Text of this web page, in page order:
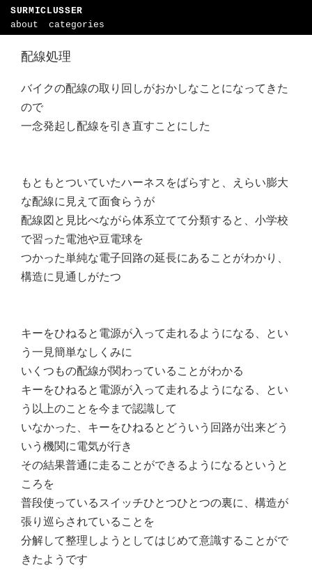
SURMICLUSSER
about
categories
配線処理
バイクの配線の取り回しがおかしなことになってきた
ので
一念発起し配線を引き直すことにした
もともとついていたハーネスをばらすと、えらい膨大
な配線に見えて面食らうが
配線図と見比べながら体系立てて分類すると、小学校
で習った電池や豆電球を
つかった単純な電子回路の延長にあることがわかり、
構造に見通しがたつ
キーをひねると電源が入って走れるようになる、とい
う一見簡単なしくみに
いくつもの配線が関わっていることがわかる
キーをひねると電源が入って走れるようになる、とい
う以上のことを今まで認識して
いなかった、キーをひねるとどういう回路が出来どう
いう機関に電気が行き
その結果普通に走ることができるようになるというと
ころを
普段使っているスイッチひとつひとつの裏に、構造が
張り巡らされていることを
分解して整理しようとしてはじめて意識することがで
きたようです